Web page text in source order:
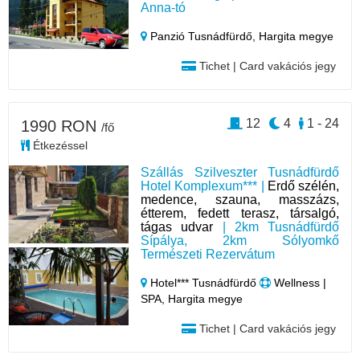
Anna-tó
Panzió Tusnádfürdő, Hargita megye
Tichet | Card vakációs jegy
Szállás Szilveszter Tusnádfürdő
Hotel Komplexum*** |
Erdő szélén,
medence, szauna, masszázs,
étterem, fedett terasz, társalgó,
tágas udvar | 2km Tusnádfürdő
Sípálya, 2km Sólyomkő
Természeti Rezervátum
Hotel*** Tusnádfürdő
Wellness |
SPA, Hargita megye
Tichet | Card vakációs jegy
1990 RON /fő
Étkezéssel
1 - 24
4
12